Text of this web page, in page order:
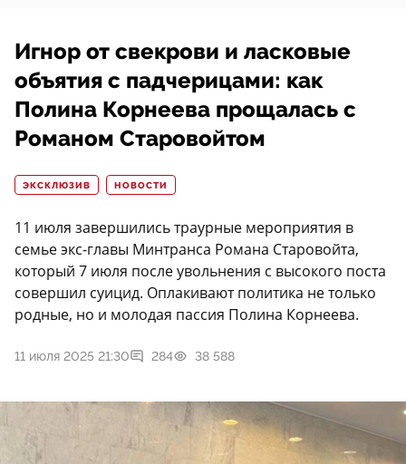
Игнор от свекрови и ласковые
объятия с падчерицами: как
Полина Корнеева прощалась с
Романом Старовойтом
ЭКСКЛЮЗИВ НОВОСТИ
11 июля завершились траурные мероприятия в
семье экс-главы Минтранса Романа Старовойта,
который 7 июля после увольнения с высокого поста
совершил суицид. Оплакивают политика не только
родные, но и молодая пассия Полина Корнеева.
11 июля 2025 21:30 284 38 588